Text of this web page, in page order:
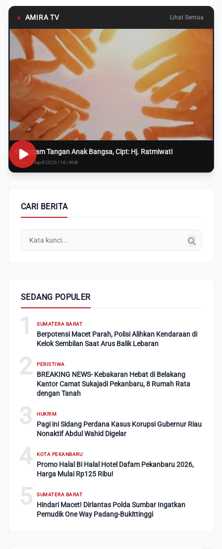
● AMIRA TV Lihat Semua
Genggam Tangan Anak Bangsa, Cipt: Hj. Ratmiwati
Rabu, 8 April 2026 | 16:i WIB
CARI BERITA
SEDANG POPULER
1 SUMATERA BARAT
Berpotensi Macet Parah, Polisi Alihkan Kendaraan di
Kelok Sembilan Saat Arus Balik Lebaran
2 PERISTIWA
BREAKING NEWS- Kebakaran Hebat di Belakang
Kantor Camat Sukajadi Pekanbaru, 8 Rumah Rata
dengan Tanah
3 HUKRIM
Pagi ini Sidang Perdana Kasus Korupsi Gubernur Riau
Nonaktif Abdul Wahid Digelar
4 KOTA PEKANBARU
Promo Halal Bi Halal Hotel Dafam Pekanbaru 2026,
Harga Mulai Rp125 Ribu!
5 SUMATERA BARAT
Hindari Macet! Dirlantas Polda Sumbar Ingatkan
Pemudik One Way Padang-Bukittinggi